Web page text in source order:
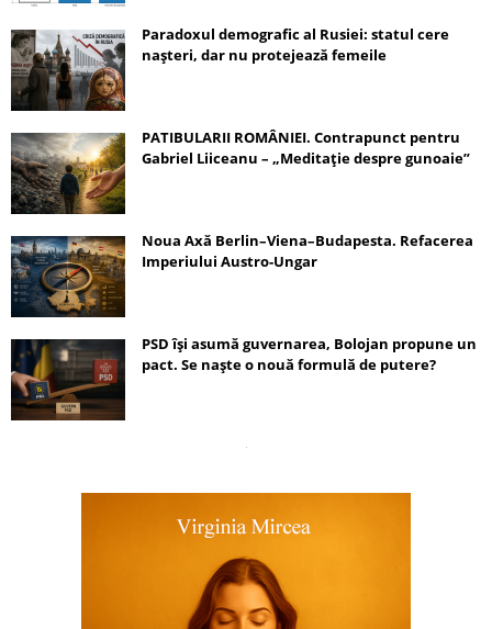
Paradoxul demografic al Rusiei: statul cere
nașteri, dar nu protejează femeile
PATIBULARII ROMÂNIEI. Contrapunct pentru
Gabriel Liiceanu – „Meditație despre gunoaie”
Noua Axă Berlin–Viena–Budapesta. Refacerea
Imperiului Austro-Ungar
PSD își asumă guvernarea, Bolojan propune un
pact. Se naște o nouă formulă de putere?